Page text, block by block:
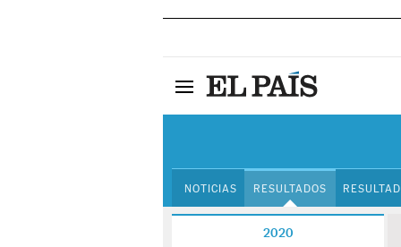
NOTICIAS RESULTADOS
2020